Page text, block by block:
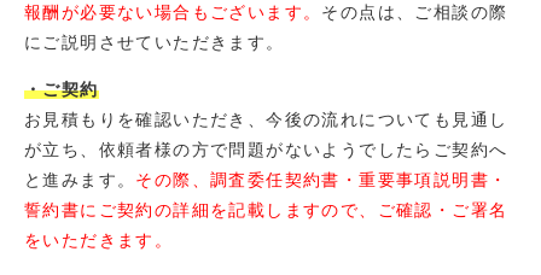
報酬が必要ない場合もございます。 その点は、ご相談の際
にご説明させていただきます。
・ご契約
お見積もりを確認いただき、今後の流れについても見通し
が立ち、依頼者様の方で問題がないようでしたらご契約へ
と進みます。 その際、調査委任契約書・重要事項説明書・
誓約書にご契約の詳細を記載しますので、ご確認・ご署名
をいただきます。